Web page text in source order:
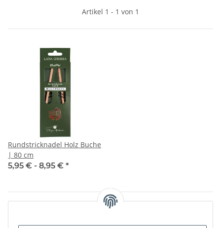
Artikel 1 - 1 von 1
Rundstricknadel Holz Buche
| 80 cm
5,95 € - 8,95 € *
Artikel 1 - 1 von 1